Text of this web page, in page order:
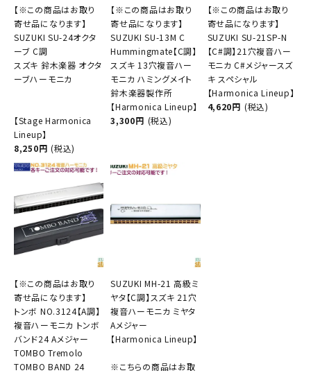
【※この商品はお取り
寄せ品になります】
SUZUKI SU-24オクタ
ーブ C調
スズキ 鈴木楽器 オクタ
ーブハーモニカ
【Stage Harmonica
Lineup】
8,250円 (税込)
【※この商品はお取り
寄せ品になります】
SUZUKI SU-13M C
Hummingmate【C調】
スズキ 13穴複音ハー
モニカ ハミングメイト
鈴木楽器製作所
【Harmonica Lineup】
3,300円 (税込)
【※この商品はお取り
寄せ品になります】
SUZUKI SU-21SP-N
【C#調】21穴複音ハー
モニカ C#メジャースズ
キ スペシャル
【Harmonica Lineup】
4,620円 (税込)
【※この商品はお取り
寄せ品になります】
トンボ NO.3124【A調】
複音ハーモニカ トンボ
バンド24 Aメジャー
TOMBO Tremolo
TOMBO BAND 24
SUZUKI MH-21 高級ミ
ヤタ【C調】スズキ 21穴
複音ハーモニカ ミヤタ
Aメジャー
【Harmonica Lineup】
※こちらの商品はお取